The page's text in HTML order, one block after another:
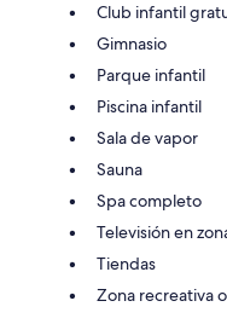
Club infantil
Gimnasio
Parque infantil
Piscina infantil
Sala de vapor
Sauna
Spa completo
Televisión en
Tiendas
Zona recreativa